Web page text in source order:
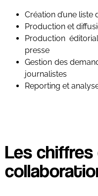
Création d’une
Production et
Production
presse
Gestion des
journalistes
Reporting et
Les